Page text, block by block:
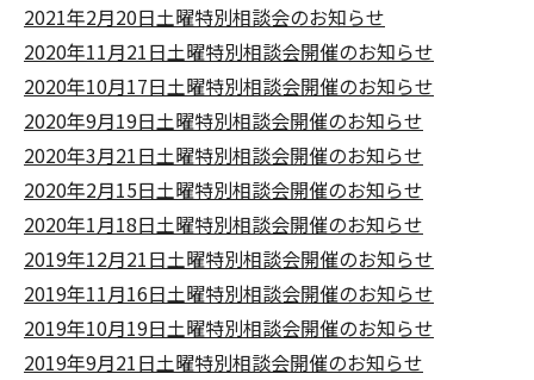
2021年2月20日土曜特別相談会のお知らせ
2020年11月21日土曜特別相談会開催のお知らせ
2020年10月17日土曜特別相談会開催のお知らせ
2020年9月19日土曜特別相談会開催のお知らせ
2020年3月21日土曜特別相談会開催のお知らせ
2020年2月15日土曜特別相談会開催のお知らせ
2020年1月18日土曜特別相談会開催のお知らせ
2019年12月21日土曜特別相談会開催のお知らせ
2019年11月16日土曜特別相談会開催のお知らせ
2019年10月19日土曜特別相談会開催のお知らせ
2019年9月21日土曜特別相談会開催のお知らせ